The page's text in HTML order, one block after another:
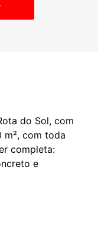
do Sol, com
com toda
completa:
e